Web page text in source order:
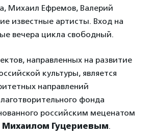
Михаил Ефремов, Валерий
известные артисты. Вход на
вечера цикла свободный.
направленных на развитие
культуры, является
направлений
фонда
российским меценатом
Михаилом Гуцериевым.